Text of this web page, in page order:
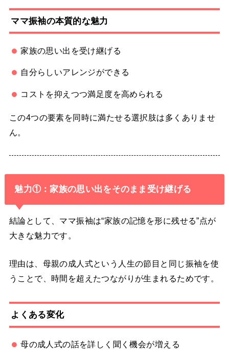
ママ振袖の本質的な魅力
家族の思い出を受け継げる
自分らしいアレンジができる
コストを抑えつつ満足度を高められる
この4つの要素を同時に満たせる選択肢は多くありませ
ん。
魅力①：家族の思い出をそのまま受け継げる
結論として、ママ振袖は“家族の記憶を形に残せる”点が
大きな魅力です。
理由は、母親の成人式という人生の節目と同じ振袖を使
うことで、時間を超えたつながりが生まれるためです。
よくある変化
母の成人式の話を詳しく聞く機会が増える